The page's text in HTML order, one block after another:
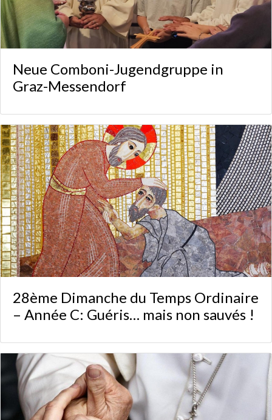
Neue Comboni-Jugendgruppe in
Graz-Messendorf
28ème Dimanche du Temps Ordinaire
– Année C: Guéris… mais non sauvés !